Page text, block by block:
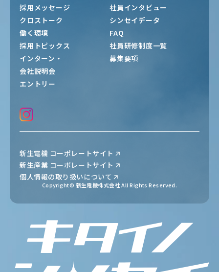
採用メッセージ
社員インタビュー
クロストーク
シンセイデータ
働く環境
FAQ
採用トピックス
社員研修制度一覧
インターン・
会社説明会
募集要項
エントリー
新生電機 コーポレートサイト
新生産業 コーポレートサイト
個人情報の取り扱いについて
Copyright© 新生電機株式会社 All Rights Reserved.